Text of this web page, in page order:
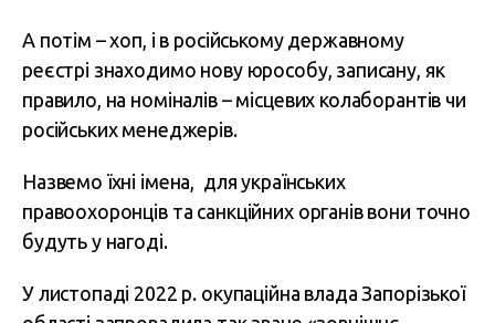
А потім – хоп, і в російському державному
реєстрі знаходимо нову юрособу, записану, як
правило, на номіналів – місцевих колаборантів чи
російських менеджерів.
Назвемо їхні імена, для українських
правоохоронців та санкційних органів вони точно
будуть у нагоді.
У листопаді 2022 р. окупаційна влада Запорізької